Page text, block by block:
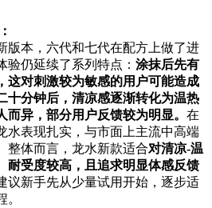
版本，六代和七代在配方上做了进
验仍延续了系列特点： 涂抹后先有
这对刺激较为敏感的用户可能造成
十分钟后，清凉感逐渐转化为温热
而异，部分用户反馈较为明显。 在
水表现扎实，与市面上主流中高端
整体而言，龙水新款适合对清凉-温
耐受度较高，且追求明显体感反馈
议新手先从少量试用开始，逐步适